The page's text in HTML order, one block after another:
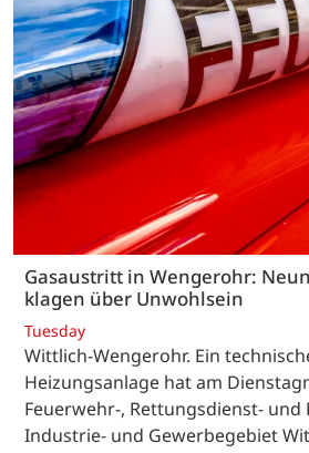
Gasaustritt in Wengerohr:
klagen über Unwohlsein
Tuesday
Wittlich-Wengerohr. Ein
Heizungsanlage hat am
Feuerwehr-, Rettungsdienst- und
Industrie- und Gewerbegebiet